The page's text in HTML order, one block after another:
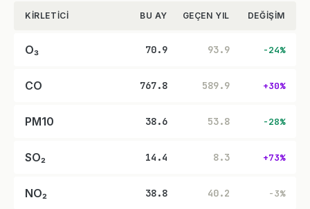
KIRLETICI BU AY GEÇEN YIL DEĞIŞIM
O₃ 70.9 93.9 -24%
CO 767.8 589.9 +30%
PM10 38.6 53.8 -28%
SO₂ 14.4 8.3 +73%
NO₂ 38.8 40.2 -3%